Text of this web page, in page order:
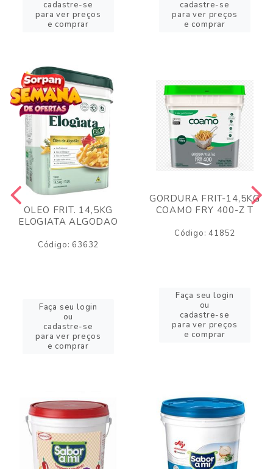
cadastre-se
para ver preços
e comprar
cadastre-se
para ver preços
e comprar
OLEO FRIT. 14,5KG
ELOGIATA ALGODAO
Código: 63632
Faça seu login
ou
cadastre-se
para ver preços
e comprar
GORDURA FRIT-14,5KG
COAMO FRY 400-Z T
Código: 41852
Faça seu login
ou
cadastre-se
para ver preços
e comprar